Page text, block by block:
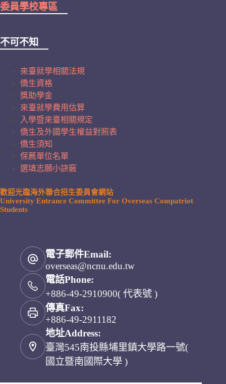
委員學校專區
不可不知
來臺就學相關法規
僑生資格
獎助學金
來臺就學費用估算
入學暨來臺相關規定
僑生及外國學生權益對照表
僑生須知
保薦單位名單
選填志願小訣竅
歡迎光臨海外聯合招生委員會網站
University Entrance Committee For Overseas Compatriot
Students
電子郵件Email:
overseas@ncnu.edu.tw
電話Phone:
+886-49-2910900( 代表號 )
傳真Fax:
+886-49-2911182
地址Address:
臺灣545南投縣埔里鎮大學路一號(
國立暨南國際大學 )